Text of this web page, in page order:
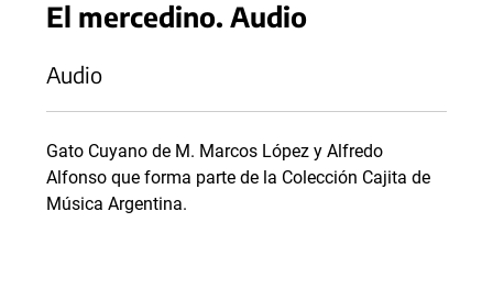
El mercedino. Audio
Audio
Gato Cuyano de M. Marcos López y Alfredo
Alfonso que forma parte de la Colección Cajita de
Música Argentina.